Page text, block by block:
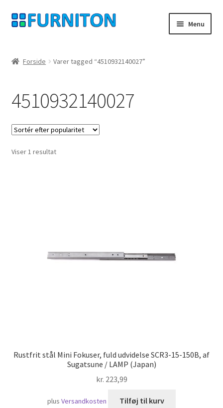
Spring
til
Spring
til
Menu
privatliv
fortrydelsesret
Kontakt
Forside Varer tagged “4510932140027”
4510932140027
Viser 1 resultat
Rustfrit stål Mini Fokuser, fuld udvidelse SCR3-15-150B, af
Sugatsune / LAMP (Japan)
kr. 223,99
plusVersandkosten Tilføj til kurv